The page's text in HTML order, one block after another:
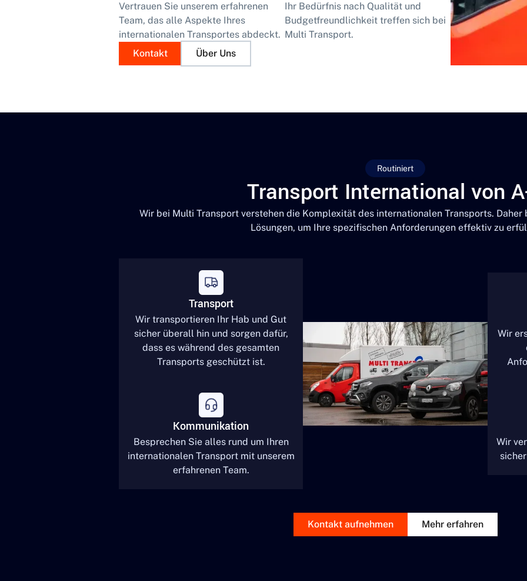
Vertrauen Sie unserem erfahrenen
Team, das alle Aspekte Ihres
internationalen Transportes abdeckt.
Ihr Bedürfnis nach Qualität und
Budgetfreundlichkeit treffen sich bei
Multi Transport.
Kontakt
Über Uns
Routiniert
Transport International von
Wir bei Multi Transport verstehen die Komplexität des internationalen Transports.
Lösungen, um Ihre spezifischen Anforderungen effektiv zu
Transport
Wir transportieren Ihr Hab und Gut
sicher überall hin und sorgen dafür,
dass es während des gesamten
Transports geschützt ist.
Kommunikation
Besprechen Sie alles rund um Ihren
internationalen Transport mit unserem
erfahrenen Team.
Wir
Wir
Kontakt aufnehmen Mehr erfahren